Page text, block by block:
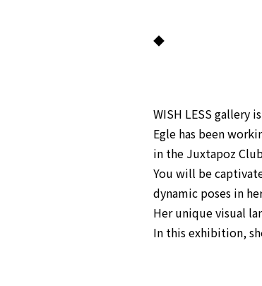
◆
WISH LESS gallery
Egle has been
in the Juxtapoz
You will be
dynamic poses in
Her unique visual
In this exhibition,